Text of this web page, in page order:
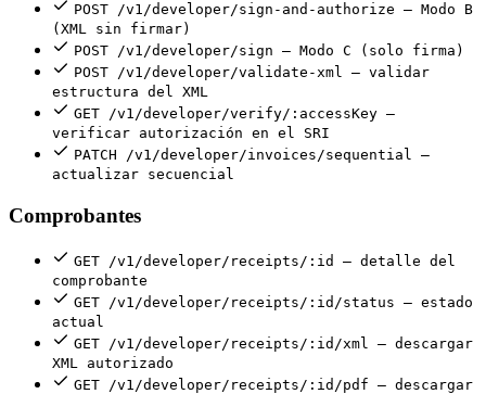
POST /v1/developer/sign-and-authorize — Modo B
(XML sin firmar)
POST /v1/developer/sign — Modo C (solo firma)
POST /v1/developer/validate-xml — validar
estructura del XML
GET /v1/developer/verify/:accessKey —
verificar autorización en el SRI
PATCH /v1/developer/invoices/sequential —
actualizar secuencial
Comprobantes
GET /v1/developer/receipts/:id — detalle del
comprobante
GET /v1/developer/receipts/:id/status — estado
actual
GET /v1/developer/receipts/:id/xml — descargar
XML autorizado
GET /v1/developer/receipts/:id/pdf — descargar